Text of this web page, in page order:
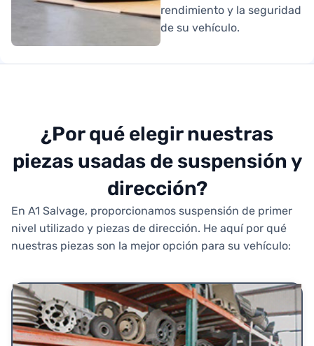
rendimiento y la seguridad
de su vehículo.
¿Por qué elegir nuestras
piezas usadas de suspensión y
dirección?
En A1 Salvage, proporcionamos suspensión de primer
nivel utilizado y piezas de dirección. He aquí por qué
nuestras piezas son la mejor opción para su vehículo: